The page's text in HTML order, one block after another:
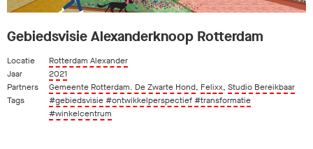
Gebiedsvisie Alexanderknoop Rotterdam
Locatie
Rotterdam Alexander
Jaar
2021
Partners
Gemeente Rotterdam. De Zwarte Hond, Felixx, Studio Bereikbaar
Tags
#gebiedsvisie#ontwikkelperspectief#transformatie
#winkelcentrum